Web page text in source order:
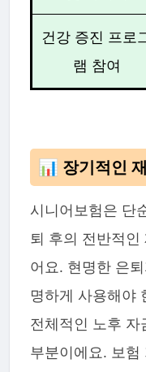
건강 증진 프로
램 참여
📊 장기적인
시니어보험은 단
퇴 후의 전반적인
어요. 현명한 은
명하게 사용해야
전체적인 노후
부분이에요. 보